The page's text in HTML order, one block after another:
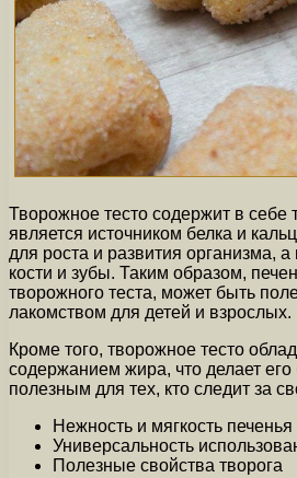
Творожное тесто содержит в себе
является источником белка и
для роста и развития организма, а
кости и зубы. Таким образом,
творожного теста, может быть
лакомством для детей и взрослых.
Кроме того, творожное тесто
содержанием жира, что делает его
полезным для тех, кто следит за
Нежность и мягкость печенья
Универсальность
Полезные свойства творога